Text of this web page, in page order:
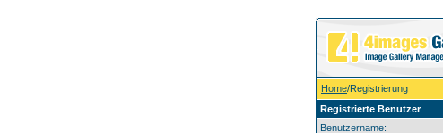
Home/Registrierung
Registrierte Benutzer
Benutzername: